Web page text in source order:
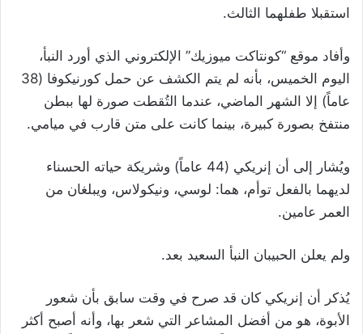
استقبلا طفلهما الثالث.
وأفاد موقع “كونتاكت ميوزيك” الإلكتروني الذي أورد النبأ،
اليوم الخميس، بأنه لم يتم الكشف عن حمل كورنيكوفا (38
عاماً) إلا الشهر الماضي، عندما التُقطت صورة لها ببطن
منتفخ بصورة كبيرة، بينما كانت على متن قارب في ميامي.
ويُشار إلى أن إنريكي (44 عاماً) وشريكة حياته الحسناء
لديهما بالفعل توأم، هما: لوسي، ونيكولاس، ويبلغان من
العمر عامين.
ولم يعلن الحبيبان النبأ السعيد بعد.
يُذكر أن إنريكي كان قد صرح في وقت سابق بأن شعور
الأبوة، هو من أفضل المشاعر التي شعر بها، وأنه أصبح أكثر